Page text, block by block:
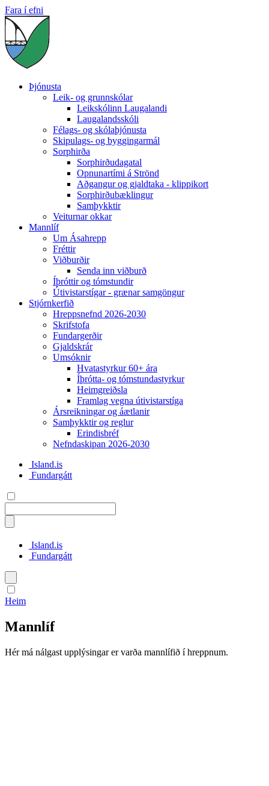
Fara í efni
Þjónusta
Leik- og grunnskólar
Leikskólinn Laugalandi
Laugalandsskóli
Félags- og skólaþjónusta
Skipulags- og byggingarmál
Sorphirða
Sorphirðudagatal
Opnunartími á Strönd
Aðgangur og gjaldtaka - klippikort
Sorphirðubæklingur
Samþykktir
Veiturnar okkar
Mannlíf
Um Ásahrepp
Fréttir
Viðburðir
Senda inn viðburð
Íþróttir og tómstundir
Útivistarstígar - grænar samgöngur
Stjórnkerfið
Hreppsnefnd 2026-2030
Skrifstofa
Fundargerðir
Gjaldskrár
Umsóknir
Hvatastyrkur 60+ ára
Íþrótta- og tómstundastyrkur
Heimgreiðsla
Framlag vegna útivistarstíga
Ársreikningar og áætlanir
Samþykktir og reglur
Erindisbréf
Nefndaskipan 2026-2030
Island.is
Fundargátt
Island.is
Fundargátt
Polski
Heim
Mannlíf
Hér má nálgast upplýsingar er varða mannlífið í hreppnum.